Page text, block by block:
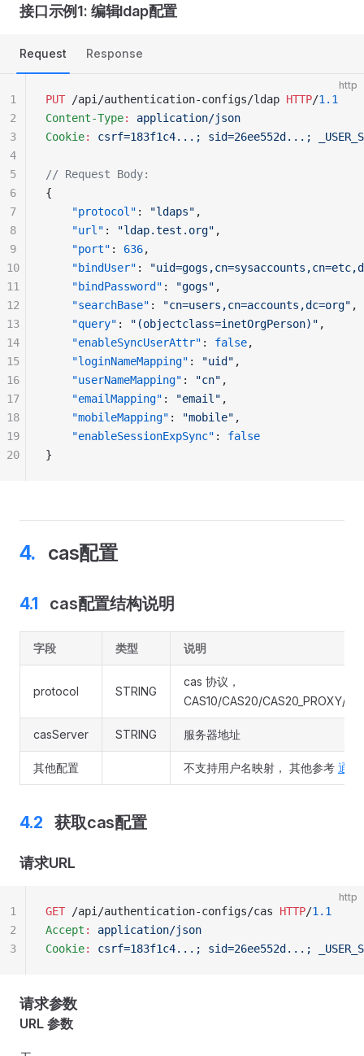
接口示例1: 编辑ldap配置
Request Response
http
PUT /api/authentication-configs/ldap HTTP/1.1
Content-Type:
application/json
Cookie: csrf=183f1c4...; sid=26ee552d...;
// Request Body:
{
    "protocol"
: "ldaps" ,
    "url"
: "ldap.test.org" ,
    "port"
: 636,
    "bindUser"
:
    "bindPassword"
: "gogs" ,
    "searchBase"
: "cn=users,cn=accounts,dc=org" ,
    "query"
: "(objectclass=inetOrgPerson)" ,
    "enableSyncUserAttr"
: false,
    "loginNameMapping"
: "uid" ,
    "userNameMapping"
: "cn" ,
    "emailMapping"
: "email" ,
    "mobileMapping"
: "mobile" ,
    "enableSessionExpSync"
: false
}
1
2
3
4
5
6
7
8
9
10
11
12
13
14
15
16
17
18
19
20
cas配置
cas配置结构说明
字段 类型 说明
protocol STRING
cas 协议，
CAS10/CAS20/CAS20_PROXY/
casServer STRING 服务器地址
其他配置 不支持用户名映射， 其他参考 通用
获取cas配置
请求URL
http
GET /api/authentication-configs/cas HTTP/1.1
Accept :
application/json
Cookie: csrf=183f1c4...; sid=26ee552d...;
1
2
3
请求参数
URL 参数